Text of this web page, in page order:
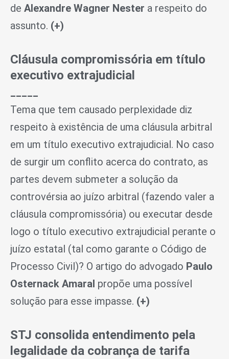
de Alexandre Wagner Nester a respeito do
assunto. (+)
Cláusula compromissória em título
executivo extrajudicial
_____
Tema que tem causado perplexidade diz
respeito à existência de uma cláusula arbitral
em um título executivo extrajudicial. No caso
de surgir um conflito acerca do contrato, as
partes devem submeter a solução da
controvérsia ao juízo arbitral (fazendo valer a
cláusula compromissória) ou executar desde
logo o título executivo extrajudicial perante o
juízo estatal (tal como garante o Código de
Processo Civil)? O artigo do advogado Paulo
Osternack Amaral propõe uma possível
solução para esse impasse. (+)
STJ consolida entendimento pela
legalidade da cobrança de tarifa